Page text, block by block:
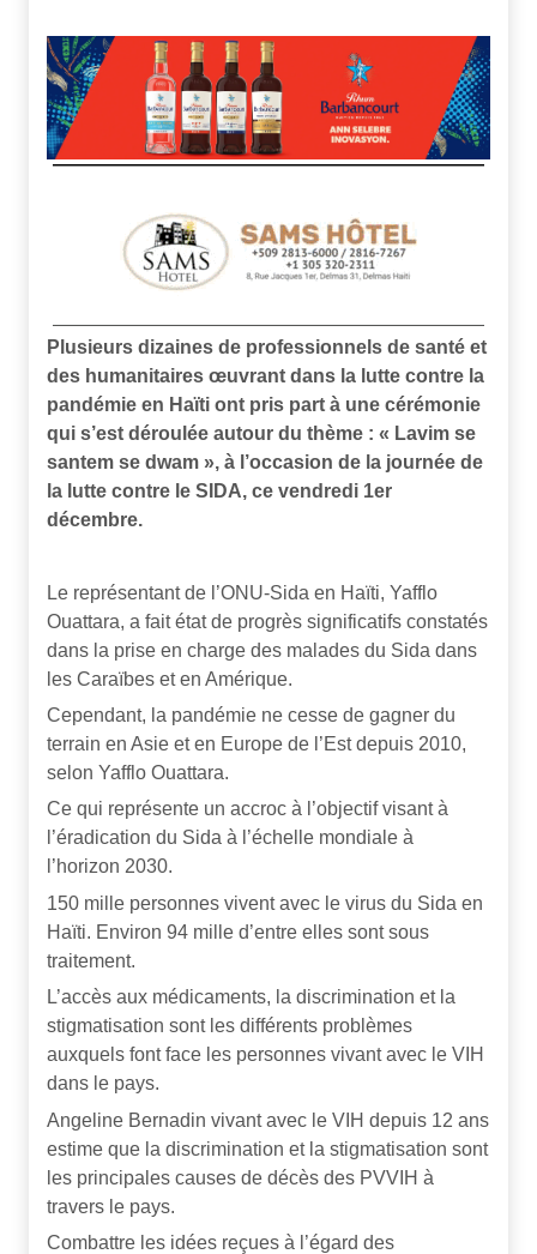
Plusieurs dizaines de professionnels de santé et
des humanitaires œuvrant dans la lutte contre la
pandémie en Haïti ont pris part à une cérémonie
qui s’est déroulée autour du thème : « Lavim se
santem se dwam », à l’occasion de la journée de
la lutte contre le SIDA, ce vendredi 1er
décembre.
Le représentant de l’ONU-Sida en Haïti, Yafflo
Ouattara, a fait état de progrès significatifs constatés
dans la prise en charge des malades du Sida dans
les Caraïbes et en Amérique.
Cependant, la pandémie ne cesse de gagner du
terrain en Asie et en Europe de l’Est depuis 2010,
selon Yafflo Ouattara.
Ce qui représente un accroc à l’objectif visant à
l’éradication du Sida à l’échelle mondiale à
l’horizon 2030.
150 mille personnes vivent avec le virus du Sida en
Haïti. Environ 94 mille d’entre elles sont sous
traitement.
L’accès aux médicaments, la discrimination et la
stigmatisation sont les différents problèmes
auxquels font face les personnes vivant avec le VIH
dans le pays.
Angeline Bernadin vivant avec le VIH depuis 12 ans
estime que la discrimination et la stigmatisation sont
les principales causes de décès des PVVIH à
travers le pays.
Combattre les idées reçues à l’égard des